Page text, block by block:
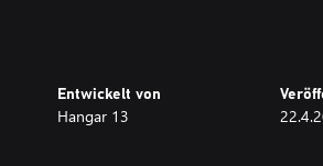
Vorankündigung angeboten werden.
erfordert eine Breitband-
Plattform-Abonnement oder eine Konto-
Entwickelt von
Hangar 13